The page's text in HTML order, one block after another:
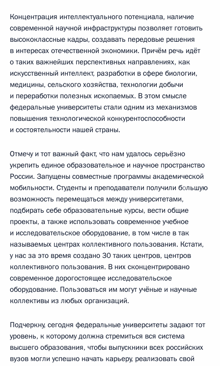
Концентрация интеллектуального потенциала, наличие
современной научной инфраструктуры позволяет готовить
высококлассные кадры, создавать передовые решения
в интересах отечественной экономики. Причём речь идёт
о таких важнейших перспективных направлениях, как
искусственный интеллект, разработки в сфере биологии,
медицины, сельского хозяйства, технологии добычи
и переработки полезных ископаемых. В этом смысле
федеральные университеты стали одним из механизмов
повышения технологической конкурентоспособности
и состоятельности нашей страны.
Отмечу и тот важный факт, что нам удалось серьёзно
укрепить единое образовательное и научное пространство
России. Запущены совместные программы академической
мобильности. Студенты и преподаватели получили большую
возможность перемещаться между университетами,
подбирать себе образовательные курсы, вести общие
проекты, а также использовать современное учебное
и исследовательское оборудование, в том числе в так
называемых центрах коллективного пользования. Кстати,
у нас за это время создано 30 таких центров, центров
коллективного пользования. В них сконцентрировано
современное дорогостоящее исследовательское
оборудование. Пользоваться им могут учёные и научные
коллективы из любых организаций.
Подчеркну, сегодня федеральные университеты задают тот
уровень, к которому должна стремиться вся система
высшего образования, чтобы выпускники всех российских
вузов могли успешно начать карьеру, реализовать свой